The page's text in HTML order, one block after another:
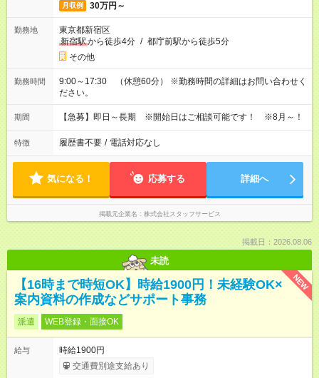
月収例 30万円～
勤務地
東京都新宿区
新宿駅から徒歩4分 / 都庁前駅から徒歩5分
その他
勤務時間
9:00～17:30 （休憩60分） ※勤務時間の詳細はお問い合わせく
ださい。
期間 【急募】即日～長期 ※開始日はご相談可能です！ ※8月～！
特徴 履歴書不要 / 電話対応なし
気になる！ 応募する 詳細へ
掲載元企業名 株式会社スタッフサービス
掲載日：2026.08.06
未読
NEW
【16時まで時短OK】時給1900円！未経験OK×
案内資料の作成などサポート事務
派遣 WEB登録・面接OK
給与
時給1900円
交通費別途支給あり